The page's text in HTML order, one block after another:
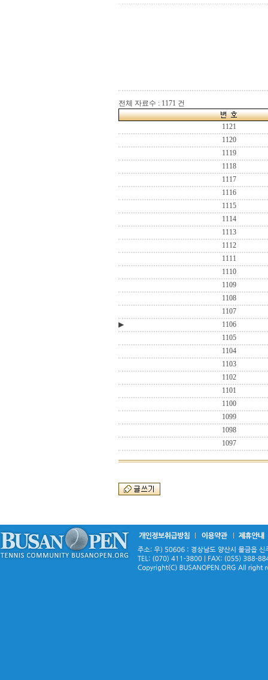
전체 자료수 : 1171 건
1121
1120
1119
1118
1117
1116
1115
1114
1113
1112
1111
1110
1109
1108
1107
▶
1106
1105
1104
1103
1102
1101
1100
1099
1098
1097